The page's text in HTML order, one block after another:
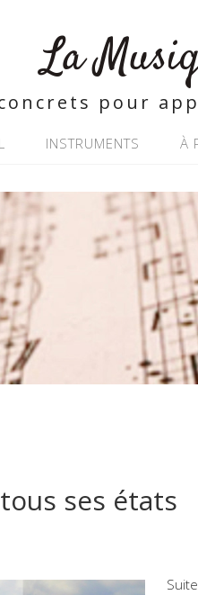
La
pour
INSTRUMENTS À
ses états